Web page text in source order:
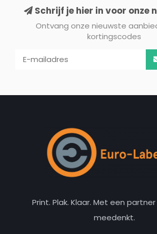
Schrijf je hier in voor onze
Ontvang onze nieuwste
kortingscodes
Print. Plak. Klaar. Met een
meedenkt.